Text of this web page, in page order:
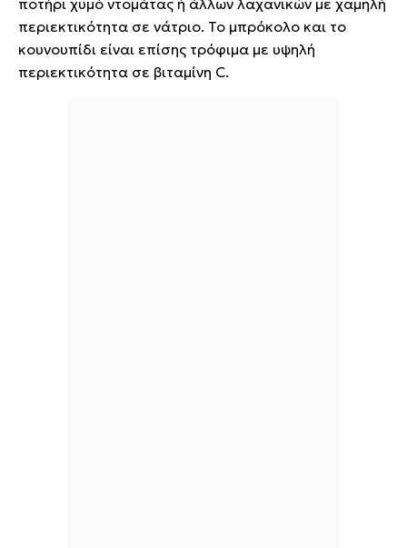
περιεκτικότητα σε νάτριο. Το μπρόκολο και το
κουνουπίδι είναι επίσης τρόφιμα με υψηλή
περιεκτικότητα σε βιταμίνη C.